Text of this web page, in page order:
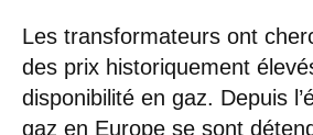
Les transformateurs ont
des prix historiquement
disponibilité en gaz. Depuis
gaz en Europe se sont